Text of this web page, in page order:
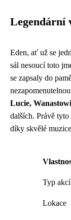
Legendární
Eden, ať už se
sál nesoucí toto
se zapsaly do
Lucie,
dalších. Právě
díky skvělé
Typ akcí
Lokace